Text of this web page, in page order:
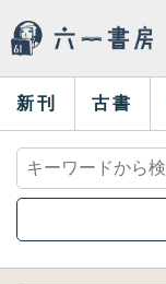
新刊 古書